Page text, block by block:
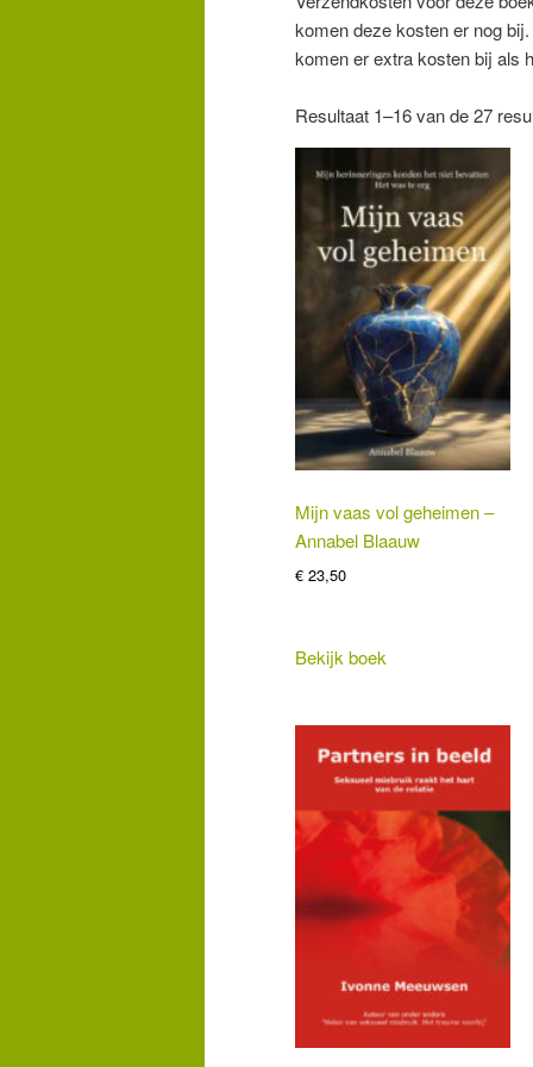
komen deze kosten er nog
komen er extra kosten bij als
Resultaat 1–16 van de 27
Mijn vaas vol geheimen –
Annabel Blaauw
€ 23,50
Bekijk boek